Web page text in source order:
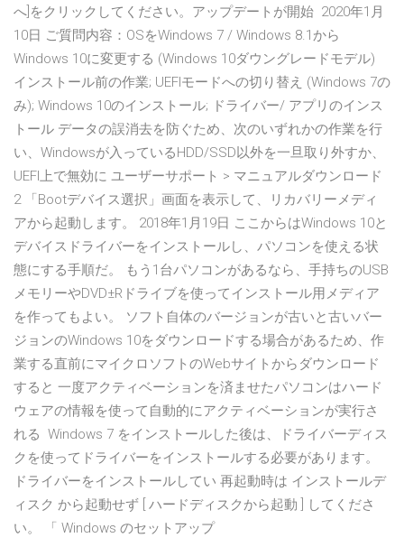
へ]をクリックしてください。アップデートが開始 2020年1月
10日 ご質問内容：OSをWindows 7 / Windows 8.1から
Windows 10に変更する (Windows 10ダウングレードモデル)
インストール前の作業; UEFIモードへの切り替え (Windows 7の
み); Windows 10のインストール; ドライバー/ アプリのインス
トール データの誤消去を防ぐため、次のいずれかの作業を行
い、Windowsが入っているHDD/SSD以外を一旦取り外すか、
UEFI上で無効に ユーザーサポート > マニュアルダウンロード
2 「Bootデバイス選択」画面を表示して、リカバリーメディ
アから起動します。 2018年1月19日 ここからはWindows 10と
デバイスドライバーをインストールし、パソコンを使える状
態にする手順だ。 もう1台パソコンがあるなら、手持ちのUSB
メモリーやDVD±Rドライブを使ってインストール用メディア
を作ってもよい。 ソフト自体のバージョンが古いと古いバー
ジョンのWindows 10をダウンロードする場合があるため、作
業する直前にマイクロソフトのWebサイトからダウンロード
すると 一度アクティベーションを済ませたパソコンはハード
ウェアの情報を使って自動的にアクティベーションが実行さ
れる Windows 7 をインストールした後は、ドライバーディス
クを使ってドライバーをインストールする必要があります。
ドライバーをインストールしてい 再起動時は インストールデ
ィスク から起動せず [ ハードディスクから起動 ] してくださ
い。 「 Windows のセットアップ